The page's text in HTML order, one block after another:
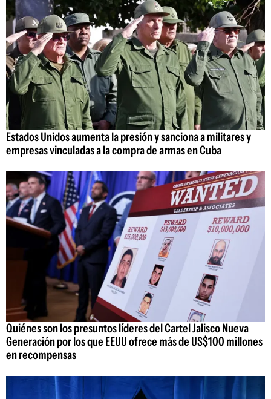
Estados Unidos aumenta la presión y sanciona a militares y
empresas vinculadas a la compra de armas en Cuba
Quiénes son los presuntos líderes del Cartel Jalisco Nueva
Generación por los que EEUU ofrece más de US$100 millones
en recompensas